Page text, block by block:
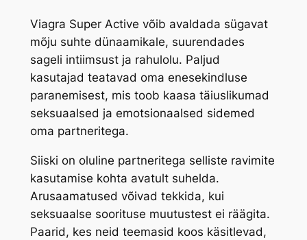
Viagra Super Active võib avaldada sügavat
mõju suhte dünaamikale, suurendades
sageli intiimsust ja rahulolu. Paljud
kasutajad teatavad oma enesekindluse
paranemisest, mis toob kaasa täiuslikumad
seksuaalsed ja emotsionaalsed sidemed
oma partneritega.
Siiski on oluline partneritega selliste ravimite
kasutamise kohta avatult suhelda.
Arusaamatused võivad tekkida, kui
seksuaalse soorituse muutustest ei räägita.
Paarid, kes neid teemasid koos käsitlevad,